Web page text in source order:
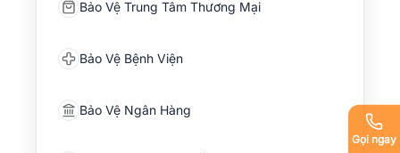
Gọi ngay
Bảo Vệ Trung Tâm Thương Mại
Bảo Vệ Bệnh Viện
Bảo Vệ Ngân Hàng